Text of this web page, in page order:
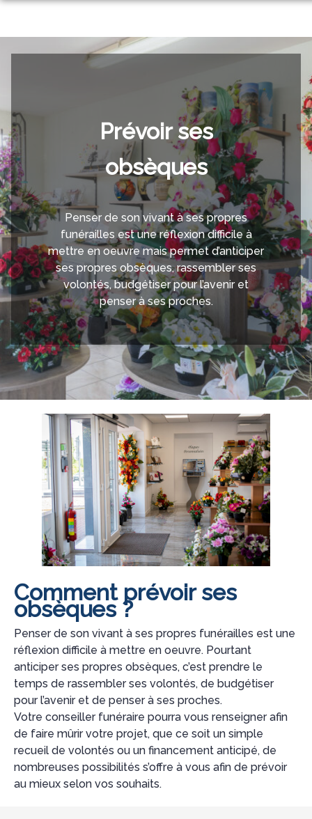
Aller
contenuPRÉVOIR SES OBSÈQUES
MONUMENTS FUNÉRAIRES
LA CHAPELLE SAINT LUC
MAIZIERES
NOTRE CHAMBRE FUNERAIRE
SERVICES AUX FAMILLES
ESPACES HOMMAGES
NOTRE HISTOIRE
Prévoir ses
obsèques
Penser de son vivant à ses propres
funérailles est une réflexion difficile à
mettre en oeuvre mais permet d’anticiper
ses propres obsèques, rassembler ses
volontés, budgétiser pour l’avenir et
penser à ses proches.
Comment prévoir ses
obsèques ?
Penser de son vivant à ses propres funérailles est une
réflexion difficile à mettre en oeuvre. Pourtant
anticiper ses propres obsèques, c’est prendre le
temps de rassembler ses volontés, de budgétiser
pour l’avenir et de penser à ses proches.
Votre conseiller funéraire pourra vous renseigner afin
de faire mûrir votre projet, que ce soit un simple
recueil de volontés ou un financement anticipé, de
nombreuses possibilités s’offre à vous afin de prévoir
au mieux selon vos souhaits.